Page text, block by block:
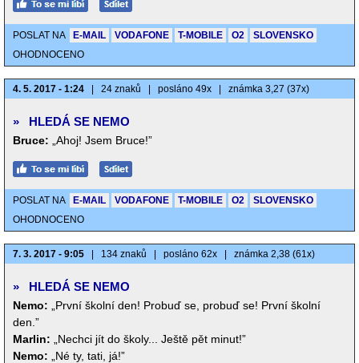
POSLAT NA E-MAIL VODAFONE T-MOBILE O2
SLOVENSKO
OHODNOCENO
4. 5. 2017 - 1:24 24 znaků posláno 49x známka 3,27 (37x)
» HLEDÁ SE NEMO
Bruce: „Ahoj! Jsem Bruce!”
POSLAT NA E-MAIL VODAFONE T-MOBILE O2
SLOVENSKO
OHODNOCENO
7. 3. 2017 - 9:05 134 znaků posláno 62x známka 2,38 (61x)
» HLEDÁ SE NEMO
Nemo:
„První školní den! Probuď se, probuď se! První školní
den.”
Marlin:
„Nechci jít do školy... Ještě pět minut!”
Nemo:
„Né ty, tati, já!”